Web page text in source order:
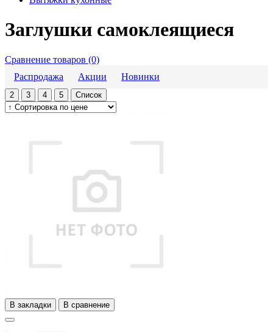
Заглушки самоклеящиеся
Сравнение товаров (0)
Распродажа
Акции Новинки
2 3 4 5 Список
В закладки В сравнение